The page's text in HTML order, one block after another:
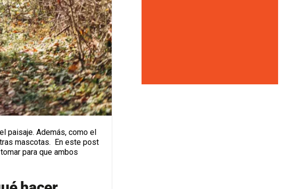
paisaje. Además, como el
mascotas. En este post
para que ambos